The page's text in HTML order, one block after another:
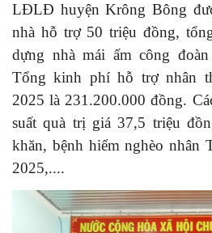
LĐLĐ huyện Krông Bông
nhà hỗ trợ 50 triệu đồng,
dựng nhà mái ấm công
Tổng kinh phí hỗ trợ nhân
2025 là 231.200.000 đồng.
suất quà trị giá 37,5 triệu
khăn, bệnh hiểm nghèo nhân
2025,....